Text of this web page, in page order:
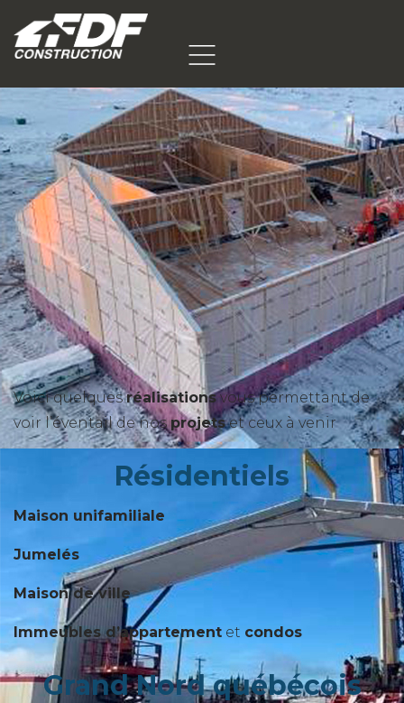
Voici quelquesréalisationsvous permettant de
voir l’éventail de nosprojetset ceux à venir
Résidentiels
Maison unifamiliale
Jumelés
Maison de ville
Immeubles d’appartement et condos
Grand Nord québécois